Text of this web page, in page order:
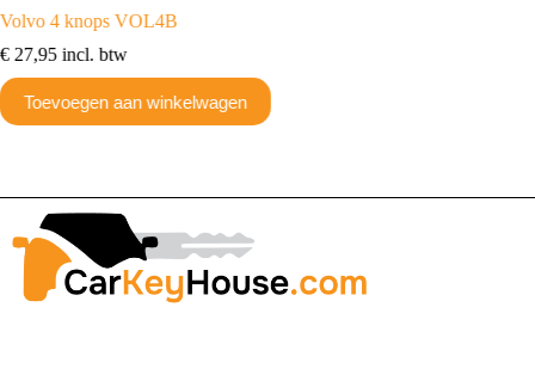
Volvo 4 knops VOL4B
€ 27,95 incl. btw
Toevoegen aan winkelwagen